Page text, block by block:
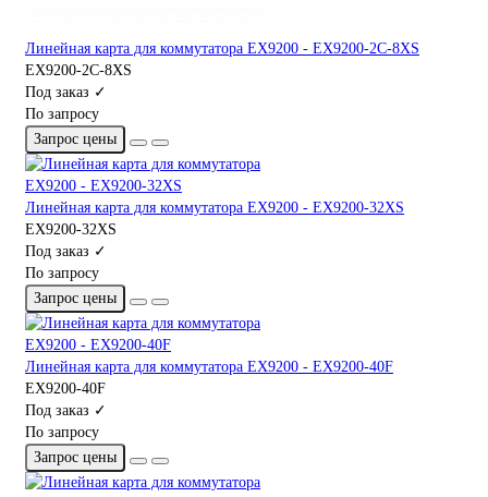
Линейная карта для коммутатора EX9200 - EX9200-2C-8XS
EX9200-2C-8XS
Под заказ ✓
По запросу
Запрос цены
Линейная карта для коммутатора EX9200 - EX9200-32XS
EX9200-32XS
Под заказ ✓
По запросу
Запрос цены
Линейная карта для коммутатора EX9200 - EX9200-40F
EX9200-40F
Под заказ ✓
По запросу
Запрос цены